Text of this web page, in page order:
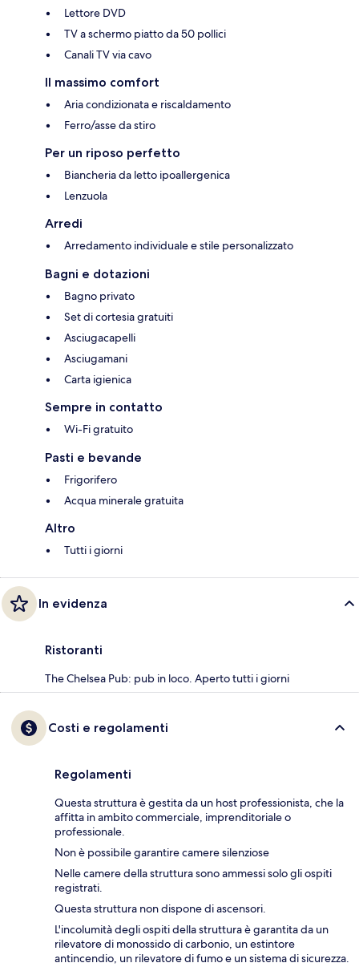
Lettore DVD
TV a schermo piatto da 50 pollici
Canali TV via cavo
Il massimo comfort
Aria condizionata e riscaldamento
Ferro/asse da stiro
Per un riposo perfetto
Biancheria da letto ipoallergenica
Lenzuola
Arredi
Arredamento individuale e stile personalizzato
Bagni e dotazioni
Bagno privato
Set di cortesia gratuiti
Asciugacapelli
Asciugamani
Carta igienica
Sempre in contatto
Wi-Fi gratuito
Pasti e bevande
Frigorifero
Acqua minerale gratuita
Altro
Tutti i giorni
In evidenza
Ristoranti
The Chelsea Pub: pub in loco. Aperto tutti i giorni
Costi e regolamenti
Regolamenti
Questa struttura è gestita da un host professionista, che la
affitta in ambito commerciale, imprenditoriale o
professionale.
Non è possibile garantire camere silenziose
Nelle camere della struttura sono ammessi solo gli ospiti
registrati.
Questa struttura non dispone di ascensori.
L'incolumità degli ospiti della struttura è garantita da un
rilevatore di monossido di carbonio, un estintore
antincendio, un rilevatore di fumo e un sistema di sicurezza.